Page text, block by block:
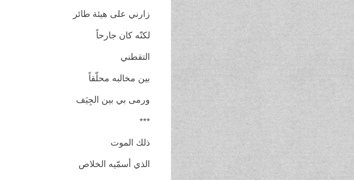
زارني على هيئة طائر
لكنّه كان جارحاً
التقطني
بين مخالبه محلّقاً
ورمى بي بين الجِيَف
***
ذلك الموت
الذي أسمّيه الخلاص